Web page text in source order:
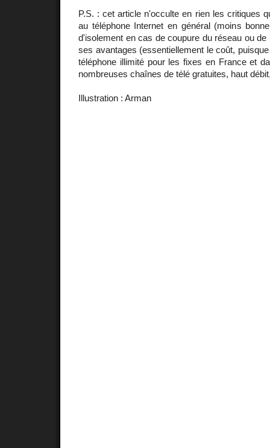
P.S. : cet article n'occulte en rien les critiques
au téléphone Internet en général (moins
d'isolement en cas de coupure du réseau ou
ses avantages (essentiellement le coût,
téléphone illimité pour les fixes en France et
nombreuses chaînes de télé gratuites, haut
Illustration : Arman